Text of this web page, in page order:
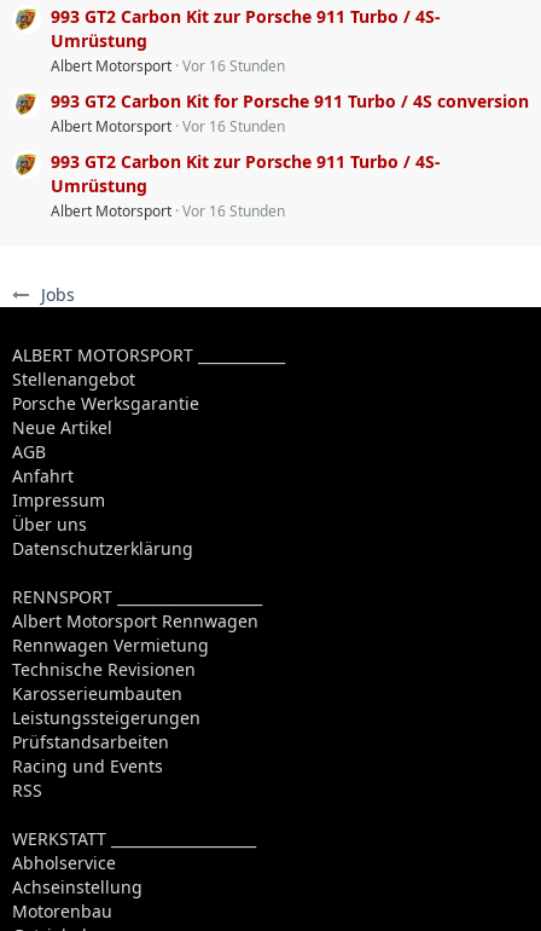
Jobs
993 GT2 Carbon Kit zur Porsche 911 Turbo / 4S-
Umrüstung
Albert Motorsport Vor 16 Stunden
993 GT2 Carbon Kit for Porsche 911 Turbo / 4S conversion
Albert Motorsport Vor 16 Stunden
993 GT2 Carbon Kit zur Porsche 911 Turbo / 4S-
Umrüstung
Albert Motorsport Vor 16 Stunden
ALBERT MOTORSPORT ____________
Stellenangebot
Porsche Werksgarantie
Neue Artikel
AGB
Anfahrt
Impressum
Über uns
Datenschutzerklärung
RENNSPORT ____________________
Albert Motorsport Rennwagen
Rennwagen Vermietung
Technische Revisionen
Karosserieumbauten
Leistungssteigerungen
Prüfstandsarbeiten
Racing und Events
RSS
WERKSTATT ____________________
Abholservice
Achseinstellung
Motorenbau